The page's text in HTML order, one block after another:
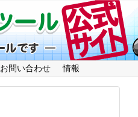
お問い合わせ 情報